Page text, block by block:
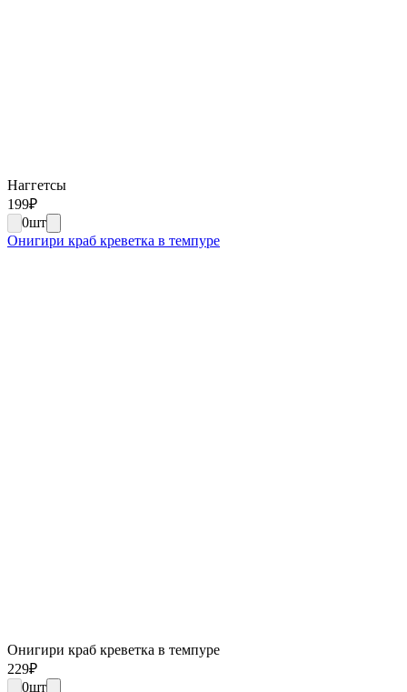
Наггетсы
199₽
0шт
Онигири краб креветка в темпуре
Онигири краб креветка в темпуре
229₽
0шт